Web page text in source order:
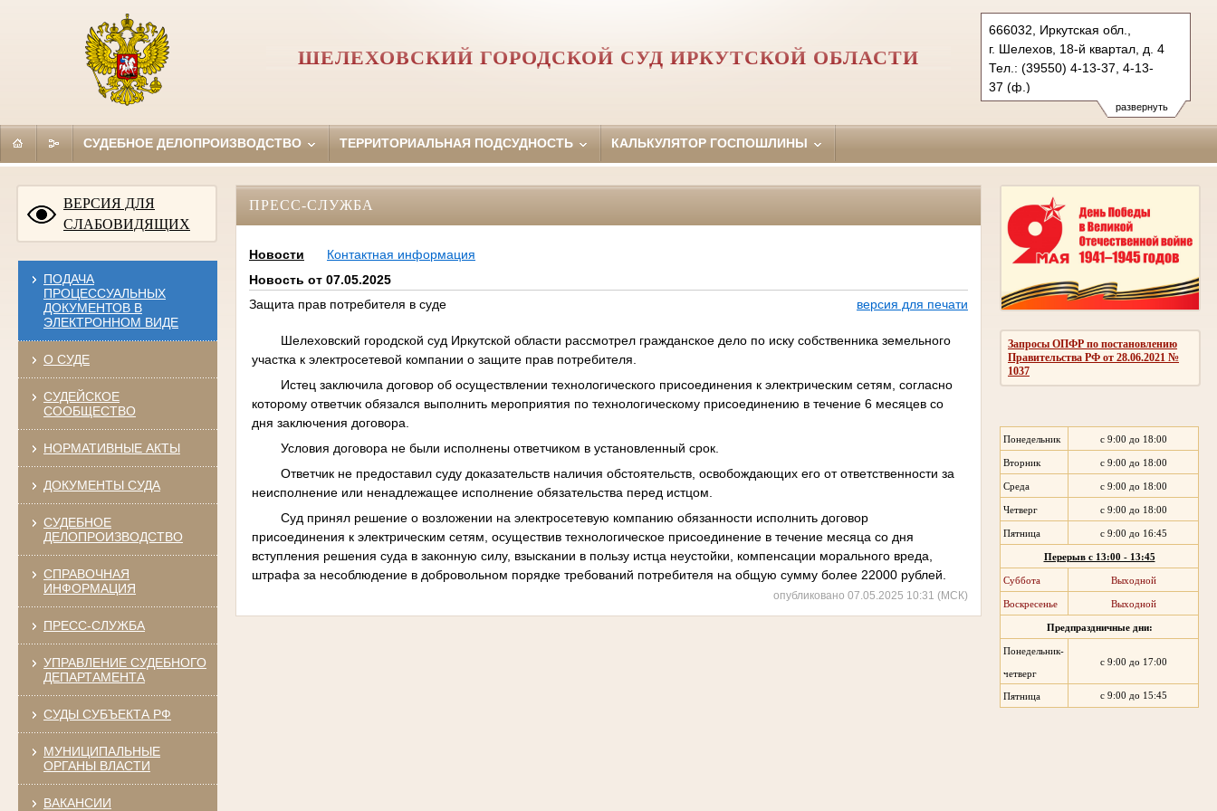
развернуть
666032, Иркутская обл.,
г. Шелехов, 18-й квартал, д. 4
Тел.: (39550) 4-13-37, 4-13-
37 (ф.)
shelehovsky.irk@sudrf.ru
ШЕЛЕХОВСКИЙ ГОРОДСКОЙ СУД ИРКУТСКОЙ ОБЛАСТИ
СУДЕБНОЕ ДЕЛОПРОИЗВОДСТВО ТЕРРИТОРИАЛЬНАЯ ПОДСУДНОСТЬ КАЛЬКУЛЯТОР ГОСПОШЛИНЫ
ВЕРСИЯ ДЛЯ
СЛАБОВИДЯЩИХ
ПОДАЧА
ПРОЦЕССУАЛЬНЫХ
ДОКУМЕНТОВ В
ЭЛЕКТРОННОМ ВИДЕ
О СУДЕ
СУДЕЙСКОЕ
СООБЩЕСТВО
НОРМАТИВНЫЕ АКТЫ
ДОКУМЕНТЫ СУДА
СУДЕБНОЕ
ДЕЛОПРОИЗВОДСТВО
СПРАВОЧНАЯ
ИНФОРМАЦИЯ
ПРЕСС-СЛУЖБА
УПРАВЛЕНИЕ СУДЕБНОГО
ДЕПАРТАМЕНТА
СУДЫ СУБЪЕКТА РФ
МУНИЦИПАЛЬНЫЕ
ОРГАНЫ ВЛАСТИ
ВАКАНСИИ
Запросы ОПФР по постановлению
Правительства РФ от 28.06.2021 №
1037
Понедельник с 9:00 до 18:00
Вторник с 9:00 до 18:00
Среда с 9:00 до 18:00
Четверг с 9:00 до 18:00
Пятница с 9:00 до 16:45
Перерыв с 13:00 - 13:45
Суббота Выходной
Воскресенье Выходной
Предпраздничные дни:
Понедельник-
четверг
с 9:00 до 17:00
Пятница с 9:00 до 15:45
ПРЕСС-СЛУЖБА
Новости
Контактная информация
Новость от 07.05.2025
Защита прав потребителя в суде
версия для печати
Шелеховский городской суд Иркутской области рассмотрел гражданское дело по иску собственника земельного
участка к электросетевой компании о защите прав потребителя.
Истец заключила договор об осуществлении технологического присоединения к электрическим сетям, согласно
которому ответчик обязался выполнить мероприятия по технологическому присоединению в течение 6 месяцев со
дня заключения договора.
Условия договора не были исполнены ответчиком в установленный срок.
Ответчик не предоставил суду доказательств наличия обстоятельств, освобождающих его от ответственности за
неисполнение или ненадлежащее исполнение обязательства перед истцом.
Суд принял решение о возложении на электросетевую компанию обязанности исполнить договор
присоединения к электрическим сетям, осуществив технологическое присоединение в течение месяца со дня
вступления решения суда в законную силу, взыскании в пользу истца неустойки, компенсации морального вреда,
штрафа за несоблюдение в добровольном порядке требований потребителя на общую сумму более 22000 рублей.
опубликовано 07.05.2025 10:31 (МСК)